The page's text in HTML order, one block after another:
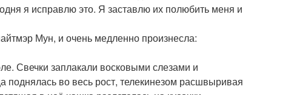
я исправлю это. Я заставлю их полюбить меня и
Мун, и очень медленно произнесла:
Свечки заплакали восковыми слезами и
во весь рост, телекинезом расшвыривая